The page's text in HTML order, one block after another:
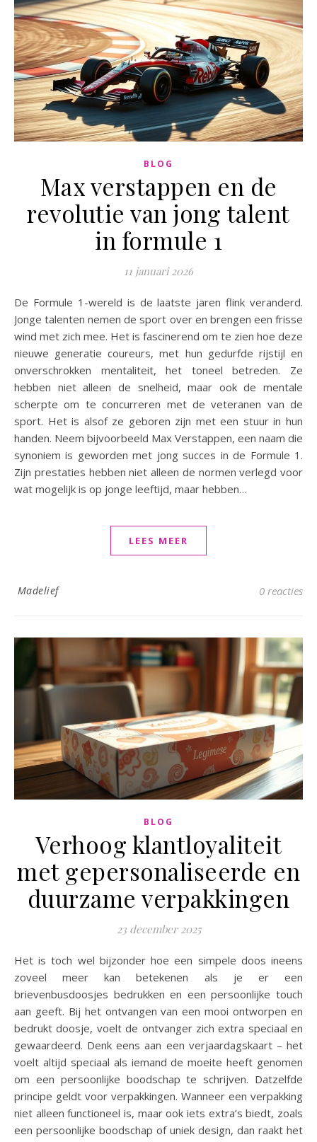
BLOG
Max verstappen en de
revolutie van jong talent
in formule 1
11 januari 2026
De Formule 1-wereld is de laatste jaren flink veranderd.
Jonge talenten nemen de sport over en brengen een frisse
wind met zich mee. Het is fascinerend om te zien hoe deze
nieuwe generatie coureurs, met hun gedurfde rijstijl en
onverschrokken mentaliteit, het toneel betreden. Ze
hebben niet alleen de snelheid, maar ook de mentale
scherpte om te concurreren met de veteranen van de
sport. Het is alsof ze geboren zijn met een stuur in hun
handen. Neem bijvoorbeeld Max Verstappen, een naam die
synoniem is geworden met jong succes in de Formule 1.
Zijn prestaties hebben niet alleen de normen verlegd voor
wat mogelijk is op jonge leeftijd, maar hebben…
LEES MEER
Madelief 0 reacties
BLOG
Verhoog klantloyaliteit
met gepersonaliseerde en
duurzame verpakkingen
23 december 2025
Het is toch wel bijzonder hoe een simpele doos ineens
zoveel meer kan betekenen als je er een
brievenbusdoosjes bedrukken en een persoonlijke touch
aan geeft. Bij het ontvangen van een mooi ontworpen en
bedrukt doosje, voelt de ontvanger zich extra speciaal en
gewaardeerd. Denk eens aan een verjaardagskaart – het
voelt altijd speciaal als iemand de moeite heeft genomen
om een persoonlijke boodschap te schrijven. Datzelfde
principe geldt voor verpakkingen. Wanneer een verpakking
niet alleen functioneel is, maar ook iets extra’s biedt, zoals
een persoonlijke boodschap of uniek design, dan raakt het